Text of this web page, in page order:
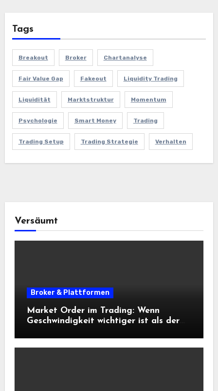
Tags
Breakout Broker Chartanalyse
Fair Value Gap Fakeout Liquidity Trading
Liquidität Marktstruktur Momentum
Psychologie Smart Money Trading
Trading Setup Trading Strategie Verhalten
Versäumt
Broker & Plattformen
Market Order im Trading: Wenn
Geschwindigkeit wichtiger ist als der